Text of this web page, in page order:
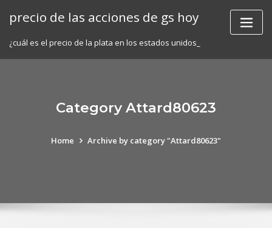
precio de las acciones de gs hoy
¿cuál es el precio de la plata en los estados unidos_
Category Attard80623
Home Archive by category "Attard80623"